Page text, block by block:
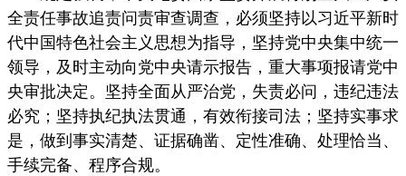
全责任事故追责问责审查调查，必须坚持以习近平新时
代中国特色社会主义思想为指导，坚持党中央集中统一
领导，及时主动向党中央请示报告，重大事项报请党中
央审批决定。坚持全面从严治党，失责必问，违纪违法
必究；坚持执纪执法贯通，有效衔接司法；坚持实事求
是，做到事实清楚、证据确凿、定性准确、处理恰当、
手续完备、程序合规。